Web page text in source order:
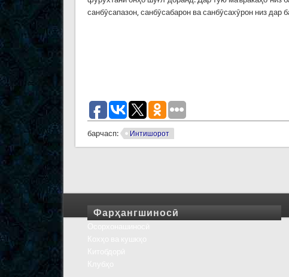
санбӯсапазон, санбӯсабарон ва санбӯсахӯрон низ
барчасп: Интишорот
Фарҳангшиносӣ